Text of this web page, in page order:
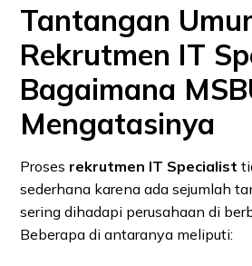
Tantangan
Rekrutmen IT
Bagaimana
Mengatasinya
Proses rekrutmen IT Specialist
sederhana karena ada sejumlah
sering dihadapi perusahaan di
Beberapa di antaranya meliputi: